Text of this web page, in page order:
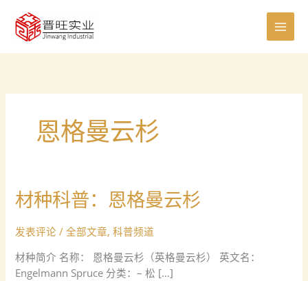
容
恩格曼云杉
材种科普：恩格曼云杉
发表评论 /全部文章,科普频道
材种简介 名称： 恩格曼云杉（英格曼云杉） 英文名：
Engelmann Spruce 分类：– 松 […]
材
种
科
普：
恩
格